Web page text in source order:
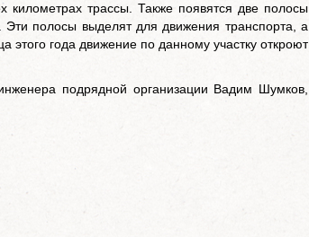
трассы. Также появятся две полосы
полосы выделят для движения транспорта, а
этого года движение по данному участку откроют
подрядной организации Вадим Шумков,